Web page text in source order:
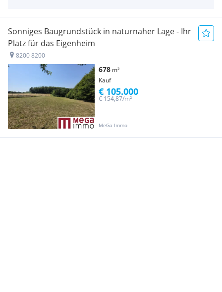
Sonniges Baugrundstück in naturnaher Lage - Ihr
Platz für das Eigenheim
8200 8200
678 m²
Kauf
MeGa Immo
€ 154,87/m²
€ 105.000